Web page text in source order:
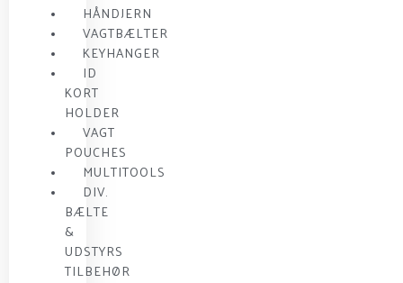
HÅNDJERN
VAGTBÆLTER
KEYHANGER
ID
KORT
HOLDER
VAGT
POUCHES
MULTITOOLS
DIV.
BÆLTE
&
UDSTYRS
TILBEHØR